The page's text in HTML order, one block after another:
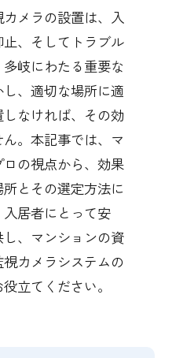
メラの設置は、入
、そしてトラブル
岐にわたる重要な
、適切な場所に適
なければ、その効
。本記事では、マ
の視点から、効果
とその選定方法に
居者にとって安
、マンションの資
カメラシステムの
立てください。